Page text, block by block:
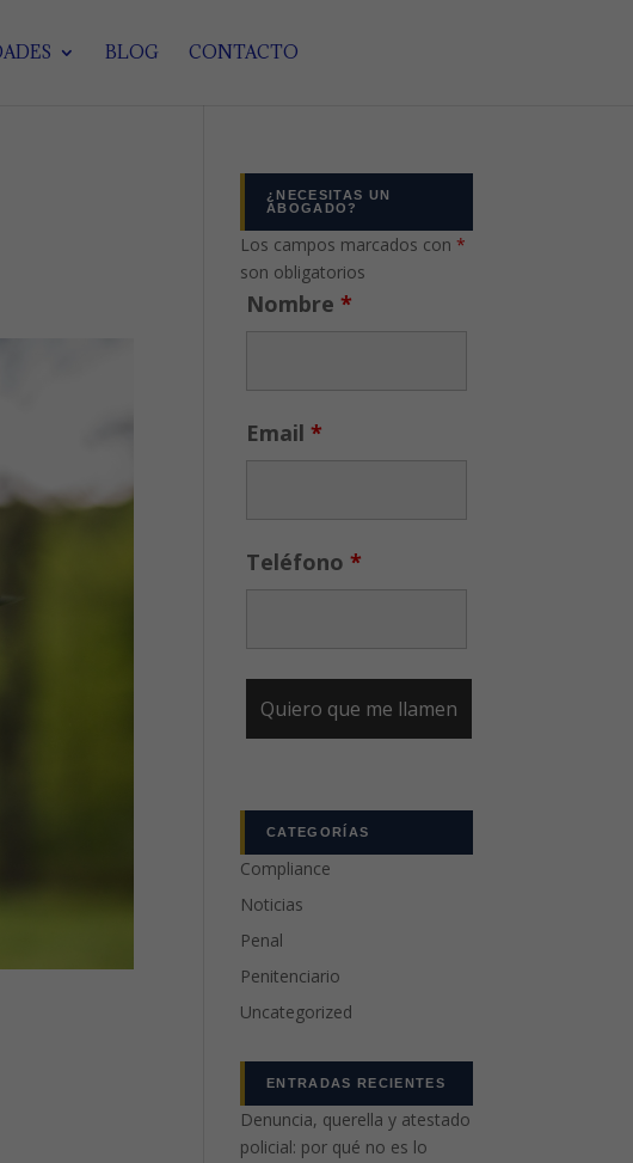
BLOG CONTACTO
¿NECESITAS UN
ABOGADO?
Los campos marcados con*
son obligatorios
Nombre*
Email*
Teléfono*
CATEGORÍAS
Compliance
Noticias
Penal
Penitenciario
Uncategorized
ENTRADAS RECIENTES
Denuncia, querella y atestado
policial: por qué no es lo